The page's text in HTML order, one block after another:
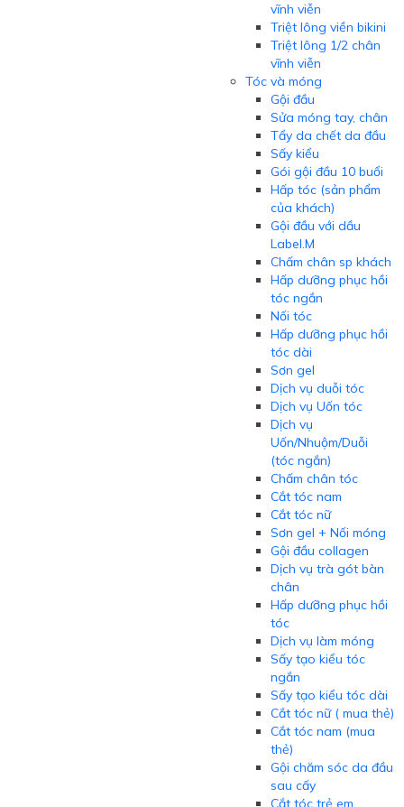
vĩnh viễn
Triệt lông viền bikini
Triệt lông 1/2 chân
vĩnh viễn
Tóc và móng
Gội đầu
Sửa móng tay, chân
Tẩy da chết da đầu
Sấy kiểu
Gói gội đầu 10 buổi
Hấp tóc (sản phẩm
của khách)
Gội đầu với dầu
Label.M
Chấm chân sp khách
Hấp dưỡng phục hồi
tóc ngắn
Nối tóc
Hấp dưỡng phục hồi
tóc dài
Sơn gel
Dịch vụ duỗi tóc
Dịch vụ Uốn tóc
Dịch vụ
Uốn/Nhuộm/Duỗi
(tóc ngắn)
Chấm chân tóc
Cắt tóc nam
Cắt tóc nữ
Sơn gel + Nối móng
Gội đầu collagen
Dịch vụ trà gót bàn
chân
Hấp dưỡng phục hồi
tóc
Dịch vụ làm móng
Sấy tạo kiểu tóc
ngắn
Sấy tạo kiểu tóc dài
Cắt tóc nữ ( mua thẻ)
Cắt tóc nam (mua
thẻ)
Gội chăm sóc da đầu
sau cấy
Cắt tóc trẻ em